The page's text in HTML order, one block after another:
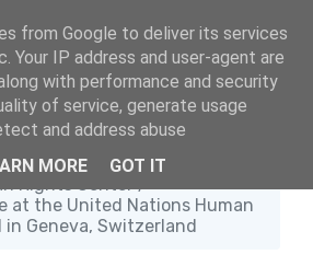
الصفحة الرئيسية
Rights Center
at the United Nations Human
in Geneva, Switzerland
from Google to deliver its services
Your IP address and user-agent are
with performance and security
of service, generate usage
and address abuse.
MORE
GOT IT